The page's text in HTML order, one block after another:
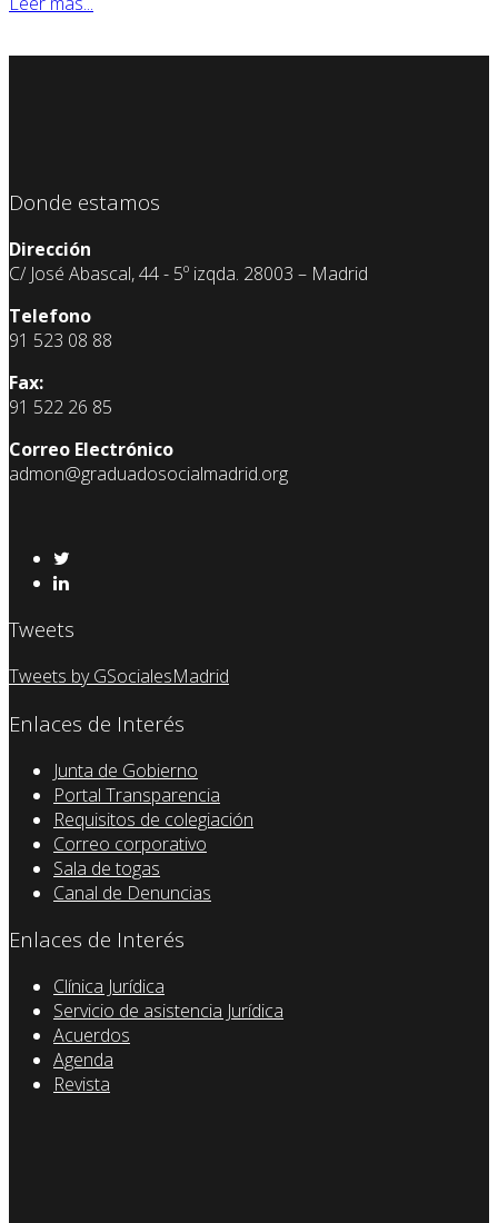
Donde estamos
Dirección
C/ José Abascal, 44 - 5º izqda. 28003 – Madrid
Telefono
91 523 08 88
Fax:
91 522 26 85
Correo Electrónico
admon@graduadosocialmadrid.org
Tweets
Tweets by GSocialesMadrid
Enlaces de Interés
Junta de Gobierno
Portal Transparencia
Requisitos de colegiación
Correo corporativo
Sala de togas
Canal de Denuncias
Enlaces de Interés
Clínica Jurídica
Servicio de asistencia Jurídica
Acuerdos
Agenda
Revista